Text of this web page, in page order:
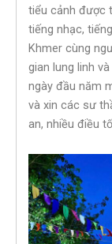
tiểu cảnh được
tiếng nhạc,
Khmer cùng
gian lung linh
ngày đầu năm
và xin các sư
an, nhiều điều